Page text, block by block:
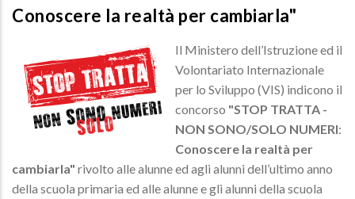
Conoscere la realtà per cambiarla"
Il Ministero dell’Istruzione ed il
Volontariato Internazionale
per lo Sviluppo (VIS) indicono il
concorso "STOP TRATTA -
NON SONO/SOLO NUMERI:
Conoscere la realtà per
cambiarla" rivolto alle alunne ed agli alunni dell’ultimo anno
della scuola primaria ed alle alunne e gli alunni della scuola